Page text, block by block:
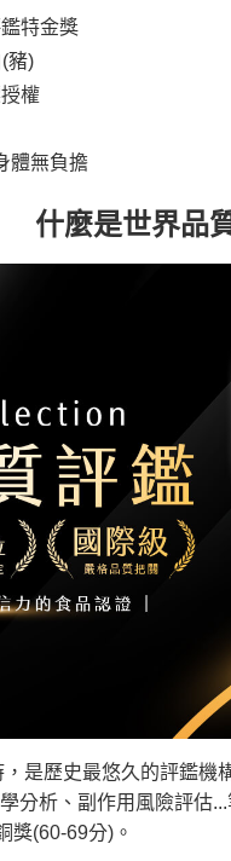
特金獎
豬)
權
體無負擔
什麼是世界品
是歷史最悠久的評鑑
分析、副作用風險評估
獎(60-69分)。